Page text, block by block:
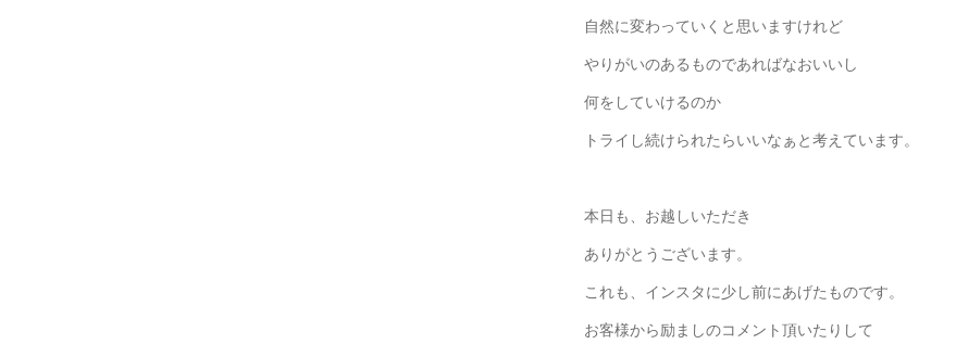
自然に変わっていくと思いますけれど
やりがいのあるものであればなおいいし
何をしていけるのか
トライし続けられたらいいなぁと考えています。
本日も、お越しいただき
ありがとうございます。
これも、インスタに少し前にあげたものです。
お客様から励ましのコメント頂いたりして